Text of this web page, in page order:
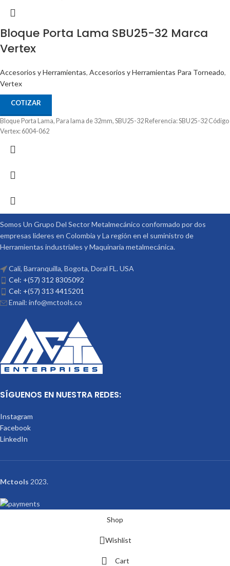
Bloque Porta Lama SBU25-32 Marca
Vertex
Accesorios y Herramientas, Accesorios y Herramientas Para Torneado,
Vertex
COTIZAR
Bloque Porta Lama, Para lama de 32mm, SBU25-32 Referencia: SBU25-32 Código
Vertex: 6004-062
Somos Un Grupo Del Sector Metalmecánico conformado por dos
empresas lideres en Colombia y La región en el suministro de
Herramientas industriales y Maquinaria metalmecánica.
Cali, Barranquilla, Bogota, Doral FL. USA
Cel: +(57) 312 8305092
Cel: +(57) 313 4415201
Email: info@mctools.co
SÍGUENOS EN NUESTRA REDES:
Instagram
Facebook
LinkedIn
Mctools 2023.
Shop
Wishlist
Cart